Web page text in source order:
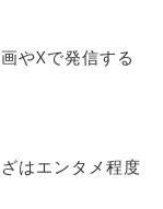
やXで発信する
はエンタメ程度